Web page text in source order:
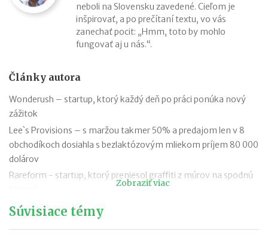
neboli na Slovensku zavedené. Cieľom je
inšpirovať, a po prečítaní textu, vo vás
zanechať pocit: „Hmm, toto by mohlo
fungovať aj u nás.“.
Články autora
Wonderush – startup, ktorý každý deň po práci ponúka nový
zážitok
Lee`s Provisions – s maržou takmer 50% a predajom len v 8
obchodíkoch dosiahla s bezlaktózovým mliekom príjem 80 000
dolárov
Rareform - startup, ktorý preniesol graffiti z múrov na spodnú
Fizzics: Na nápad domáceho výčapného systému sa poskladali
tisícky Američanov obľubujúcich dobre načapované pivo
Zobraziť viac
Súvisiace témy